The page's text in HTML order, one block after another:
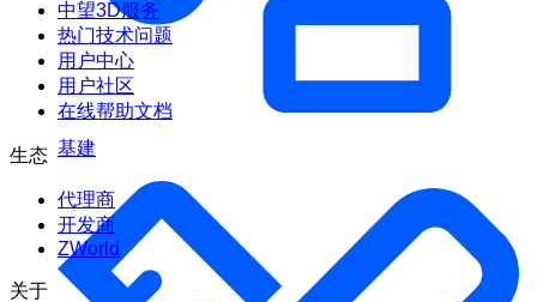
基建
中望3D服务
热门技术问题
用户中心
用户社区
在线帮助文档
生态
代理商
开发商
ZWorld
关于